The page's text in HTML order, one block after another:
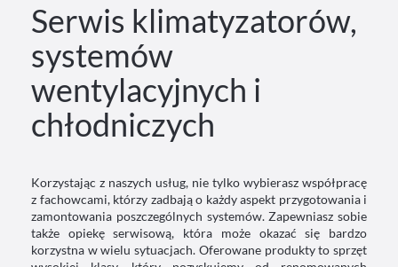
Serwis klimatyzatorów,
systemów
wentylacyjnych i
chłodniczych
Korzystając z naszych usług, nie tylko wybierasz współpracę
z fachowcami, którzy zadbają o każdy aspekt przygotowania i
zamontowania poszczególnych systemów. Zapewniasz sobie
także opiekę serwisową, która może okazać się bardzo
korzystna w wielu sytuacjach. Oferowane produkty to sprzęt